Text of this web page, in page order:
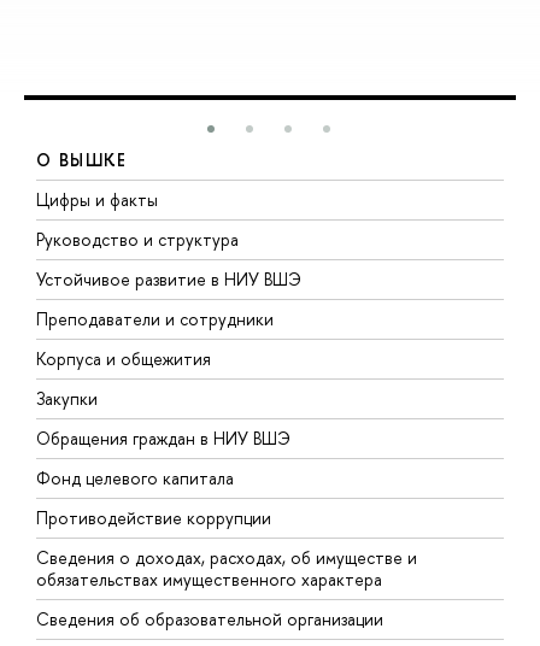
О ВЫШКЕ
Цифры и факты
Руководство и структура
Устойчивое развитие в НИУ ВШЭ
Преподаватели и сотрудники
Корпуса и общежития
Закупки
Обращения граждан в НИУ ВШЭ
Фонд целевого капитала
Противодействие коррупции
Сведения о доходах, расходах, об имуществе и
обязательствах имущественного характера
Сведения об образовательной организации